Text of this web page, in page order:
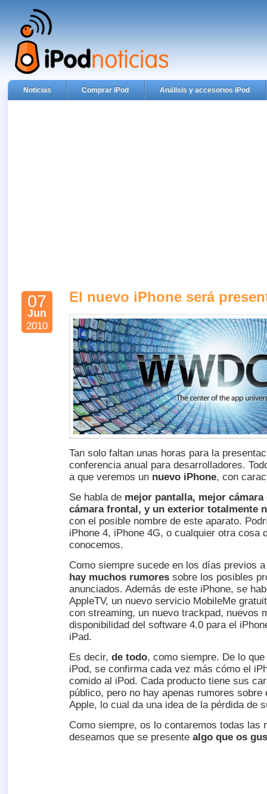
Noticias Comprar iPod Análisis y accesorios iPod
El nuevo iPhone será
07
Jun
2010
Tan solo faltan unas horas para la
conferencia anual para desarrolladores.
a que veremos un nuevo iPhone, con
Se habla de mejor pantalla, mejor
cámara frontal, y un exterior totalmente
con el posible nombre de este aparato.
iPhone 4, iPhone 4G, o cualquier otra cosa
conocemos.
Como siempre sucede en los días previos
hay muchos rumores sobre los posibles
anunciados. Además de este iPhone, se
AppleTV, un nuevo servicio MobileMe
con streaming, un nuevo trackpad, nuevos
disponibilidad del software 4.0 para el
iPad.
Es decir, de todo, como siempre. De lo
iPod, se confirma cada vez más cómo el
comido al iPod. Cada producto tiene sus
público, pero no hay apenas rumores sobre
Apple, lo cual da una idea de la pérdida de
Como siempre, os lo contaremos todas las
deseamos que se presente algo que os